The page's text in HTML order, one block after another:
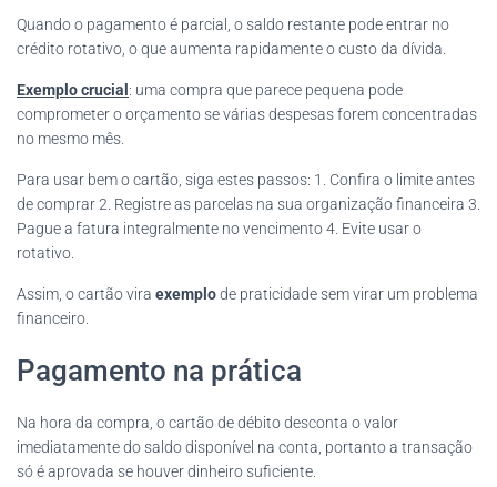
Quando o pagamento é parcial, o saldo restante pode entrar no
crédito rotativo, o que aumenta rapidamente o custo da dívida.
Exemplo crucial : uma compra que parece pequena pode
comprometer o orçamento se várias despesas forem concentradas
no mesmo mês.
Para usar bem o cartão, siga estes passos: 1. Confira o limite antes
de comprar 2. Registre as parcelas na sua organização financeira 3.
Pague a fatura integralmente no vencimento 4. Evite usar o
rotativo.
Assim, o cartão vira exemplode praticidade sem virar um problema
financeiro.
Pagamento na prática
Na hora da compra, o cartão de débito desconta o valor
imediatamente do saldo disponível na conta, portanto a transação
só é aprovada se houver dinheiro suficiente.